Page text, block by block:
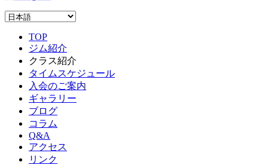
TOP
ジム紹介
クラス紹介
タイムスケジュール
入会のご案内
ギャラリー
ブログ
コラム
Q&A
アクセス
リンク